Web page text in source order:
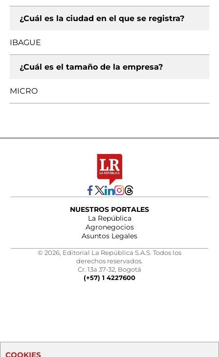
¿Cuál es la ciudad en el que se registra?
IBAGUE
¿Cuál es el tamaño de la empresa?
MICRO
NUESTROS PORTALES
La República
Agronegocios
Asuntos Legales
© 2026, Editorial La República S.A.S. Todos los
derechos reservados.
Cr. 13a 37-32, Bogotá
(+57) 1 4227600
COOKIES